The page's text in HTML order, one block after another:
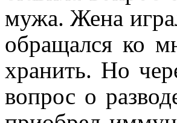
мужа. Жена
обращался ко
хранить. Но
вопрос о